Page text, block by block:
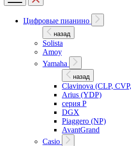
Цифровые пианино
назад
Solista
Amoy
Yamaha
назад
Clavinova (CLP,
Arius (YDP)
серия P
DGX
Piaggero (NP)
AvantGrand
Casio